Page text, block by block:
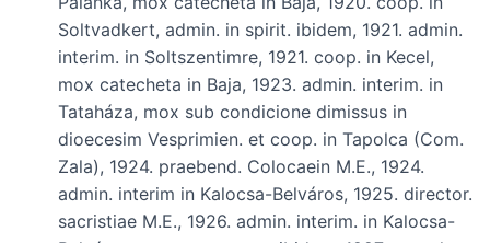
Soltvadkert, admin. in spirit. ibidem, 1921. admin.
interim. in Soltszentimre, 1921. coop. in Kecel,
mox catecheta in Baja, 1923. admin. interim. in
Tataháza, mox sub condicione dimissus in
dioecesim Vesprimien. et coop. in Tapolca (Com.
Zala), 1924. praebend. Colocaein M.E., 1924.
admin. interim in Kalocsa-Belváros, 1925. director.
sacristiae M.E., 1926. admin. interim. in Kalocsa-